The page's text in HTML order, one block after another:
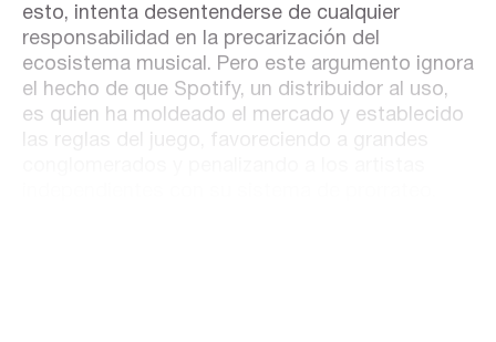
esto, intenta desentenderse de cualquier
responsabilidad en la precarización del
ecosistema musical. Pero este argumento ignora
el hecho de que Spotify, un distribuidor al uso,
es quien ha moldeado el mercado y establecido